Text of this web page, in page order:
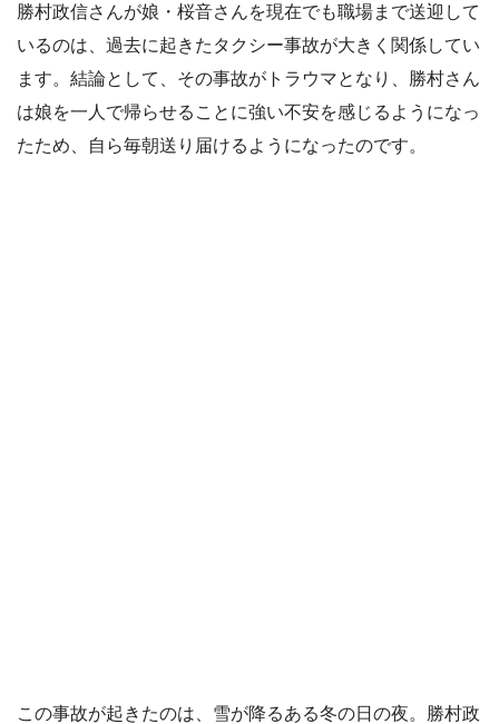
勝村政信さんが娘・桜音さんを現在でも職場まで送迎して
いるのは、過去に起きたタクシー事故が大きく関係してい
ます。結論として、その事故がトラウマとなり、勝村さん
は娘を一人で帰らせることに強い不安を感じるようになっ
たため、自ら毎朝送り届けるようになったのです。
この事故が起きたのは、雪が降るある冬の日の夜。勝村政